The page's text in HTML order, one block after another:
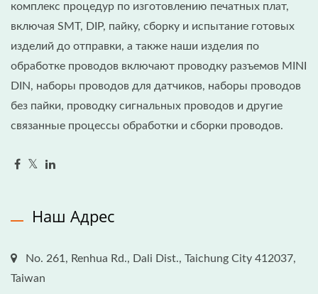
комплекс процедур по изготовлению печатных плат,
включая SMT, DIP, пайку, сборку и испытание готовых
изделий до отправки, а также наши изделия по
обработке проводов включают проводку разъемов MINI
DIN, наборы проводов для датчиков, наборы проводов
без пайки, проводку сигнальных проводов и другие
связанные процессы обработки и сборки проводов.
Наш Адрес
No. 261, Renhua Rd., Dali Dist., Taichung City 412037,
Taiwan